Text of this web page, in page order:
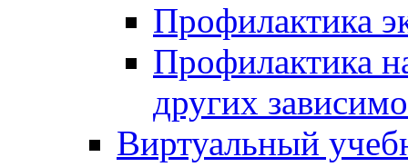
Профилактика
Профилактика
других
Виртуальный